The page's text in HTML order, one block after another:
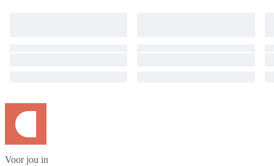
Voor jou in